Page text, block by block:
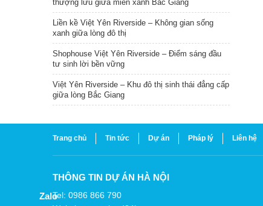
thượng lưu giữa miền xanh Bắc Giang
Liền kề Việt Yên Riverside – Không gian sống
xanh giữa lòng đô thị
Shophouse Việt Yên Riverside – Điểm sáng đầu
tư sinh lời bền vững
Việt Yên Riverside – Khu đô thị sinh thái đẳng cấp
giữa lòng Bắc Giang
Trang chủ Tin tức Dự án Pháp lý Liên hệ
THÔNG TIN DỰ ÁN HÀ NỘI
Tel: 0986 866 790
Zalo